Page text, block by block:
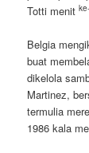
Totti menit
Belgia
buat
dikelola
Martinez,
termulia
1986 kala